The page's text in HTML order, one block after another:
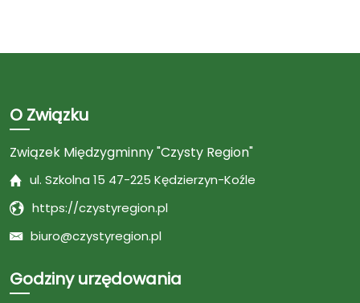
O Związku
Związek Międzygminny "Czysty Region"
ul. Szkolna 15 47-225 Kędzierzyn-Koźle
https://czystyregion.pl
biuro@czystyregion.pl
Godziny urzędowania